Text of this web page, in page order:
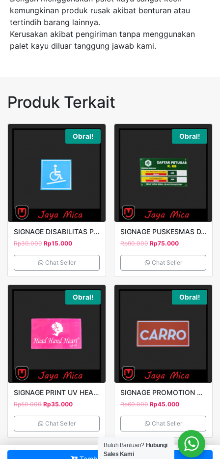
kemungkinan produk rusak akibat benturan atau
tertindih barang lainnya.
Kerusakan akibat pengiriman tanpa menggunakan
palet kayu diluar tanggung jawab kami.
Produk Terkait
Obral!
SIGNAGE DISABILITAS PRINT UV 10X10CM
Rp30.000 Rp15.000
Chat Seller
Obral!
SIGNAGE PUSKESMAS DAFTAR PETUGAS 30X20CM
Rp90.000 Rp75.000
Chat Seller
Obral!
SIGNAGE PRINT UV HEAD HAND HEART FULL COLOR
Rp50.000 Rp35.000
Chat Seller
Obral!
SIGNAGE PROMOTION CARRO PRINT UV 25X15CM
Rp60.000 Rp45.000
Chat Seller
Butuh Bantuan? Hubungi
Sales Kami